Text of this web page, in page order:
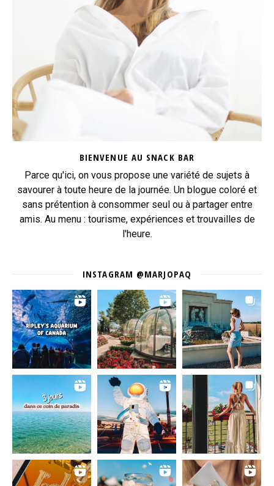
BIENVENUE AU SNACK BAR
Parce qu'ici, on vous propose une variété de sujets à
savourer à toute heure de la journée. Un blogue coloré et
sans prétention à consommer seul ou à partager entre
amis. Au menu : tourisme, expériences et trouvailles de
l'heure.
INSTAGRAM @MARJOPAQ